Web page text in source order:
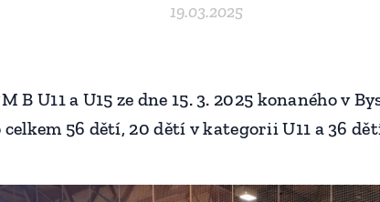
19.03.2025
B U11 a U15 ze dne 15. 3. 2025 konaného v
56 dětí, 20 dětí v kategorii U11 a 36